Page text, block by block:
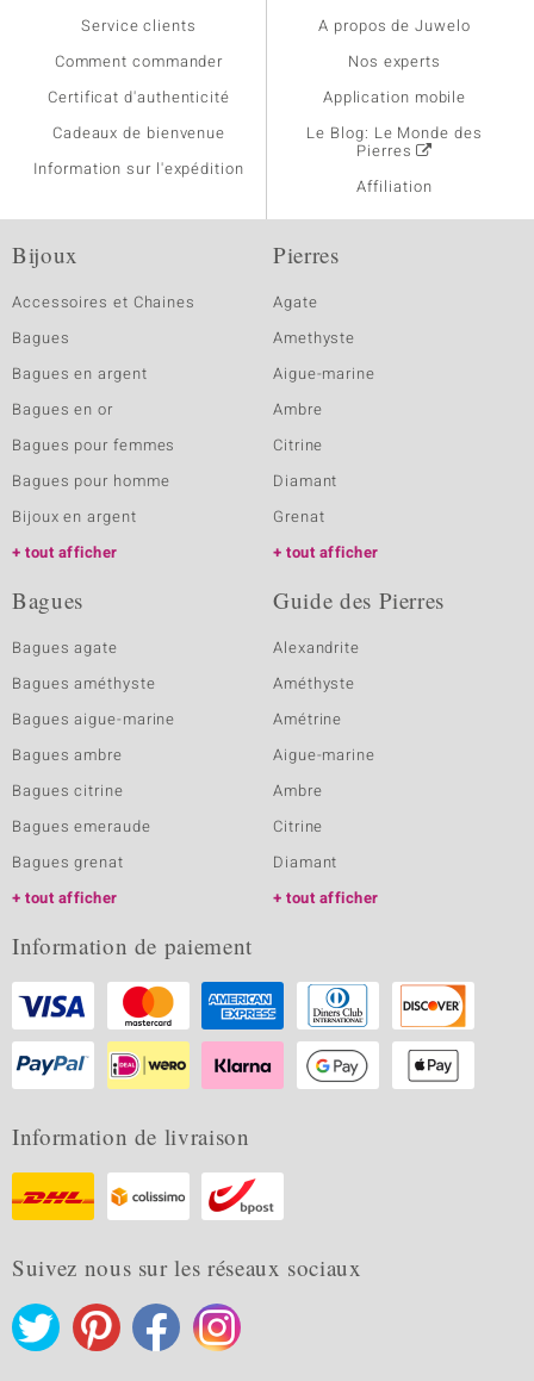
Service clients
Comment commander
Certificat d'authenticité
Cadeaux de bienvenue
Information sur l'expédition
A propos de Juwelo
Nos experts
Application mobile
Le Blog: Le Monde des
Pierres
Affiliation
Bijoux
Accessoires et Chaines
Bagues
Bagues en argent
Bagues en or
Bagues pour femmes
Bagues pour homme
Bijoux en argent
tout afficher
Pierres
Agate
Amethyste
Aigue-marine
Ambre
Citrine
Diamant
Grenat
tout afficher
Bagues
Bagues agate
Bagues améthyste
Bagues aigue-marine
Bagues ambre
Bagues citrine
Bagues emeraude
Bagues grenat
tout afficher
Guide des Pierres
Alexandrite
Améthyste
Amétrine
Aigue-marine
Ambre
Citrine
Diamant
tout afficher
Information de paiement
Information de livraison
Suivez nous sur les réseaux sociaux